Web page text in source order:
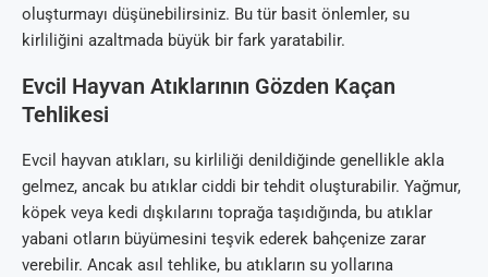
oluşturmayı düşünebilirsiniz. Bu tür basit önlemler, su
kirliliğini azaltmada büyük bir fark yaratabilir.
Evcil Hayvan Atıklarının Gözden Kaçan
Tehlikesi
Evcil hayvan atıkları, su kirliliği denildiğinde genellikle akla
gelmez, ancak bu atıklar ciddi bir tehdit oluşturabilir. Yağmur,
köpek veya kedi dışkılarını toprağa taşıdığında, bu atıklar
yabani otların büyümesini teşvik ederek bahçenize zarar
verebilir. Ancak asıl tehlike, bu atıkların su yollarına